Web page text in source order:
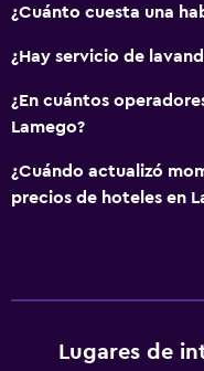
Para no fumadores
Accesibilidad
Ducha adaptada para
Ascensor
Silla para ducha
¿Cuánto cuesta una
¿Hay servicio de
¿En cuántos
Lamego?
¿Cuándo actualizó
precios de hoteles en
Lugares de